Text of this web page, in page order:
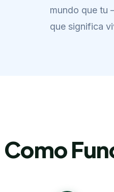
mundo que tu
que significa
Como